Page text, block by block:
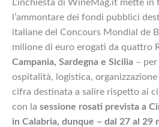
L’inchiesta di WineMag.it mette
l’ammontare dei fondi pubblici
italiane del Concours Mondial de
milione di euro erogati da quattro
Campania, Sardegna e Sicilia –
ospitalità, logistica,
cifra destinata a salire rispetto ai
con la sessione rosati prevista a
in Calabria, dunque – dal 27 al 29